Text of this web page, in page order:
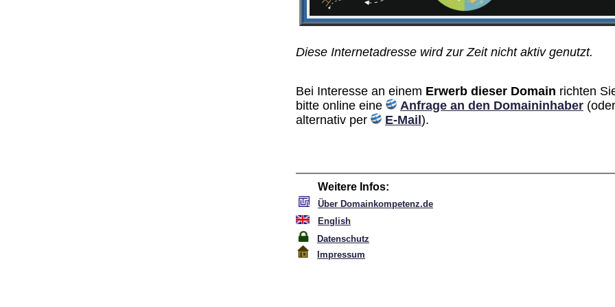
Diese Internetadresse wird zur Zeit nicht aktiv genutzt.
Bei Interesse an einem Erwerb dieser Domain richten
bitte online eine
Anfrage an den Domain­inhaber (oder
alternativ per
E-Mail ).
Weitere Infos:
Über Domainkompetenz.de
English
Datenschutz
Impressum